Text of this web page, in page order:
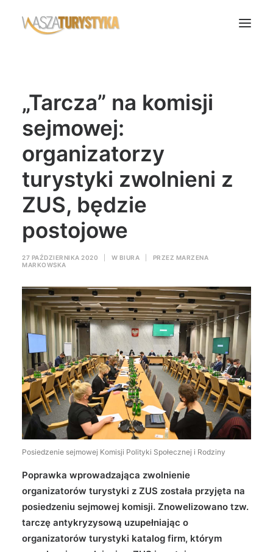
Biura podróży
Transport
Noclegi
Polska
Świat
Podcasty
Wasze Podróże
Wyszukiwanie
„Tarcza” na komisji
sejmowej:
organizatorzy
turystyki zwolnieni z
ZUS, będzie
postojowe
27 PAŹDZIERNIKA 2020 W BIURA PRZEZ MARZENA
MARKOWSKA
Posiedzenie sejmowej Komisji Polityki Społecznej i Rodziny
Poprawka wprowadzająca zwolnienie
organizatorów turystyki z ZUS została przyjęta na
posiedzeniu sejmowej komisji. Znowelizowano tzw.
tarczę antykryzysową uzupełniając o
organizatorów turystyki katalog firm, którym